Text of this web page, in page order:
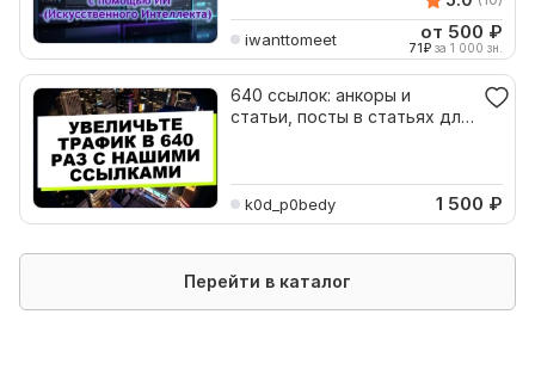
iwanttomeet от 500 ₽
71₽ за 1 000 зн.
640 ссылок: анкоры и
статьи, посты в статьях для
k0d_p0bedy 1 500 ₽
Перейти в каталог